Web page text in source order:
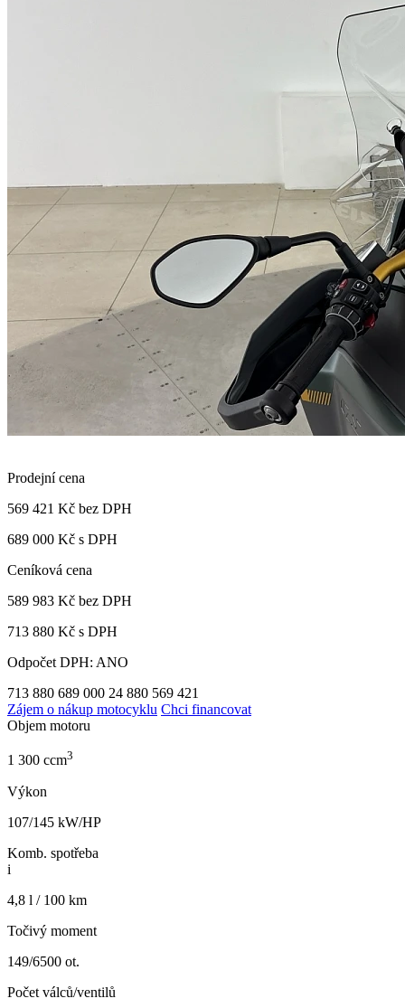
Prodejní cena
569 421 Kč bez DPH
689 000 Kč s DPH
Ceníková cena
589 983 Kč bez DPH
713 880 Kč s DPH
Odpočet DPH: ANO
713 880 689 000 24 880 569 421
Zájem o nákup motocyklu Chci financovat
Objem motoru
1 300 ccm3
Výkon
107/145 kW/HP
Komb. spotřeba
i
4,8 l / 100 km
Točivý moment
149/6500 ot.
Počet válců/ventilů